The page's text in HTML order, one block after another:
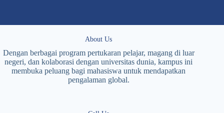
About Us
Dengan berbagai program pertukaran pelajar, magang di luar
negeri, dan kolaborasi dengan universitas dunia, kampus ini
membuka peluang bagi mahasiswa untuk mendapatkan
pengalaman global.